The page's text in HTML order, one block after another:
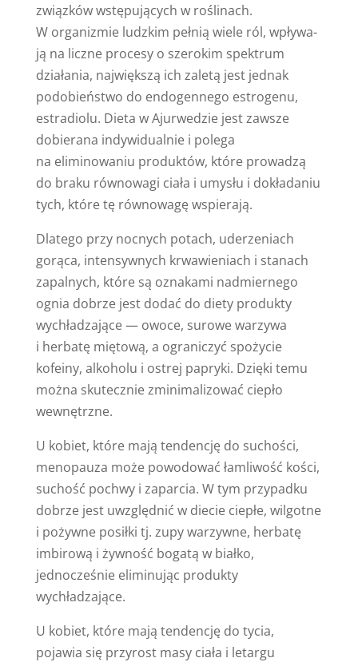
związków wstępujących w roślinach.
W organizmie ludzkim pełnią wiele ról, wpływa-
ją na liczne procesy o szerokim spektrum
działania, największą ich zaletą jest jednak
podobieństwo do endogennego estrogenu,
estradiolu. Dieta w Ajurwedzie jest zawsze
dobierana indywidualnie i polega
na eliminowaniu produktów, które prowadzą
do braku równowagi ciała i umysłu i dokładaniu
tych, które tę równowagę wspierają.
Dlatego przy nocnych potach, uderzeniach
gorąca, intensywnych krwawieniach i stanach
zapalnych, które są oznakami nadmiernego
ognia dobrze jest dodać do diety produkty
wychładzające — owoce, surowe warzywa
i herbatę miętową, a ograniczyć spożycie
kofeiny, alkoholu i ostrej papryki. Dzięki temu
można skutecznie zminimalizować ciepło
wewnętrzne.
U kobiet, które mają tendencję do suchości,
menopauza może powodować łamliwość kości,
suchość pochwy i zaparcia. W tym przypadku
dobrze jest uwzględnić w diecie ciepłe, wilgotne
i pożywne posiłki tj. zupy warzywne, herbatę
imbirową i żywność bogatą w białko,
jednocześnie eliminując produkty
wychładzające.
U kobiet, które mają tendencję do tycia,
pojawia się przyrost masy ciała i letargu